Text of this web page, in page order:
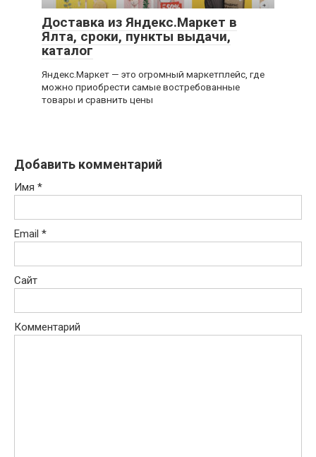
Доставка из Яндекс.Маркет в
Ялта, сроки, пункты выдачи,
каталог
Яндекс.Маркет — это огромный маркетплейс, где
можно приобрести самые востребованные
товары и сравнить цены
Добавить комментарий
Имя *
Email *
Сайт
Комментарий